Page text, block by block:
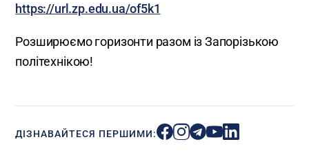
https://url.zp.edu.ua/of5k1
Розширюємо горизонти разом із Запорізькою
політехнікою!
ДІЗНАВАЙТЕСЯ ПЕРШИМИ: